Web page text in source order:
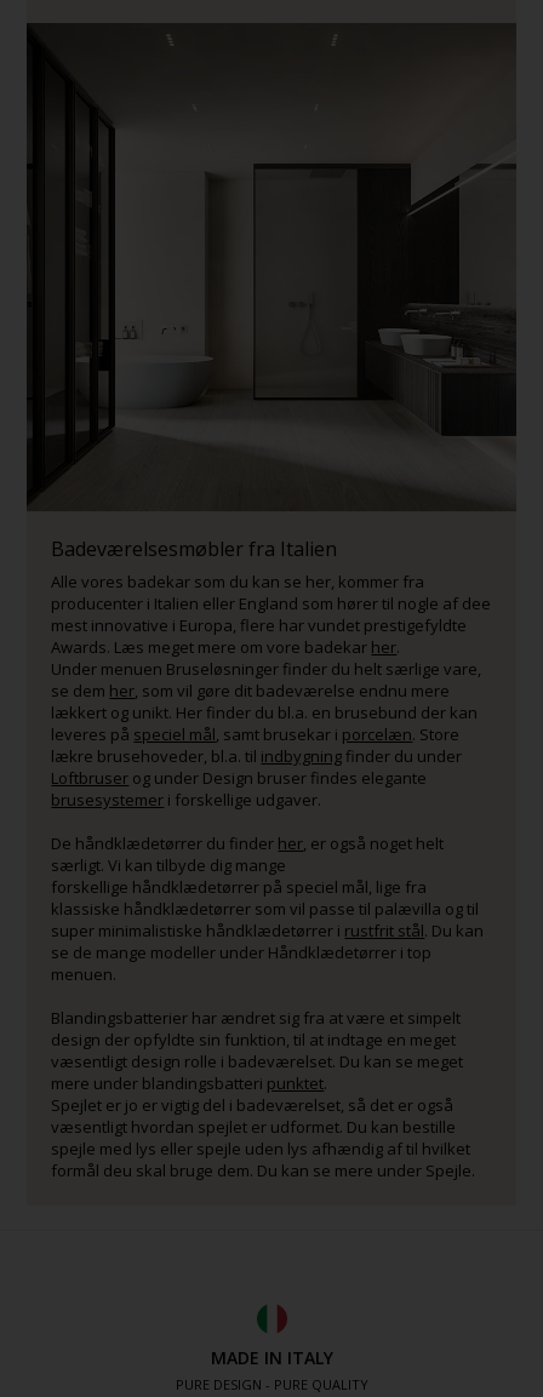
Badeværelsesmøbler fra Italien
Alle vores badekar som du kan se her, kommer fra
producenter i Italien eller England som hører til nogle af dee
mest innovative i Europa, flere har vundet prestigefyldte
Awards. Læs meget mere om vore badekar her.
Under menuen Bruseløsninger finder du helt særlige vare,
se dem her, som vil gøre dit badeværelse endnu mere
lækkert og unikt. Her finder du bl.a. en brusebund der kan
leveres på speciel mål, samt brusekar i porcelæn. Store
lækre brusehoveder, bl.a. til indbygningfinder du under
Loftbruser og under Design bruser findes elegante
brusesystemer i forskellige udgaver.
De håndklædetørrer du finder her, er også noget helt
særligt. Vi kan tilbyde dig mange
forskellige håndklædetørrer på speciel mål, lige fra
klassiske håndklædetørrer som vil passe til palævilla og til
super minimalistiske håndklædetørrer i rustfrit stål. Du kan
se de mange modeller under Håndklædetørrer i top
menuen.
Blandingsbatterier har ændret sig fra at være et simpelt
design der opfyldte sin funktion, til at indtage en meget
væsentligt design rolle i badeværelset. Du kan se meget
mere under blandingsbatteri punktet.
Spejlet er jo er vigtig del i badeværelset, så det er også
væsentligt hvordan spejlet er udformet. Du kan bestille
spejle med lys eller spejle uden lys afhændig af til hvilket
formål deu skal bruge dem. Du kan se mere under Spejle.
MADE IN ITALY
PURE DESIGN - PURE QUALITY